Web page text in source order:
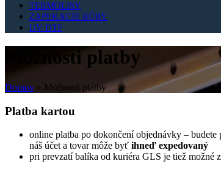
TERMOLISY
ZAPEKACIE RÚRY
UV DTF
Možnosti platby
Domov » Možnosti platby
Platba kartou
online platba po dokončení objednávky – budete
náš účet a tovar môže byť ihneď expedovaný
pri prevzatí balíka od kuriéra GLS je tiež možné